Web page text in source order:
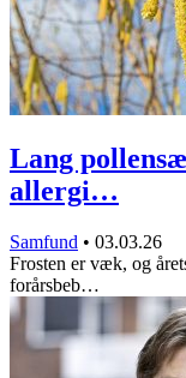
Lang
allergi…
Samfund • 03.03.26
Frosten er væk, og
forårsbeb…